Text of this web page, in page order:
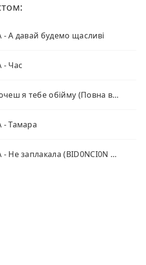
- А давай будемо щасливі
- Час
Geed - Хочеш я тебе обійму (Повна версія)
- Тамара
DIBROVA - Не заплакала (BID0NCI0N Remix)